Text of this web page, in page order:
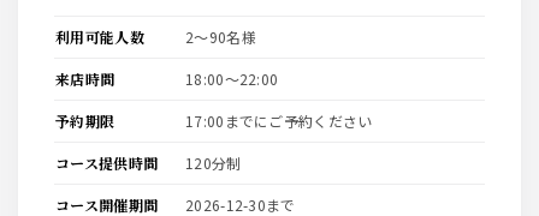
利用可能人数 2〜90名様
来店時間 18:00〜22:00
予約期限 17:00までにご予約ください
コース提供時間 120分制
コース開催期間 2026-12-30まで